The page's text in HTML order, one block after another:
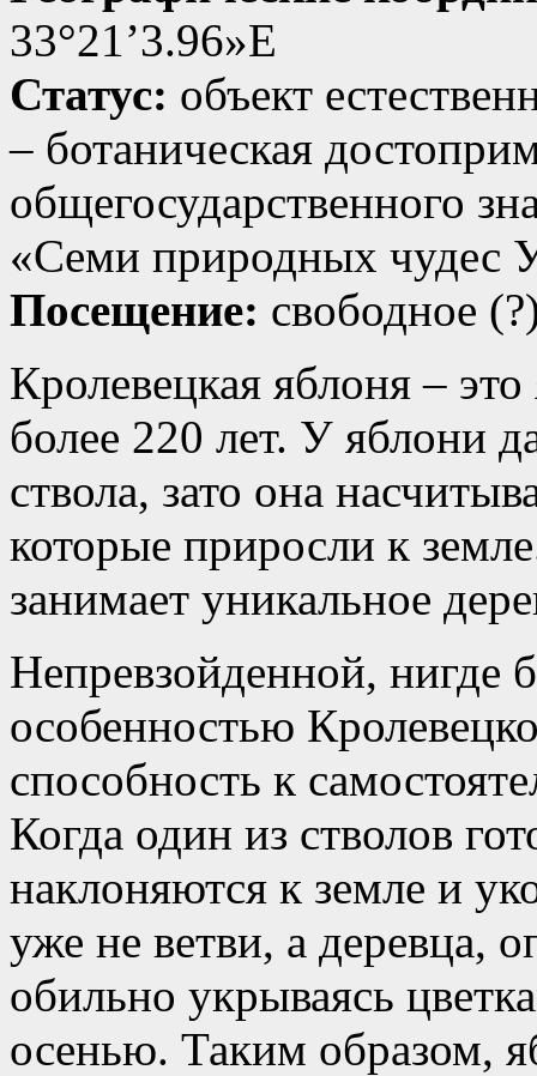
33°21’3.96»E
Статус: объект
– ботаническая
общегосударственного
«Семи природных чудес
Посещение: свободное
Кролевецкая яблоня – это
более 220 лет. У яблони
ствола, зато она
которые приросли к
занимает уникальное
Непревзойденной, нигде
особенностью
способность к
Когда один из стволов
наклоняются к земле и
уже не ветви, а деревца,
обильно укрываясь
осенью. Таким образом,